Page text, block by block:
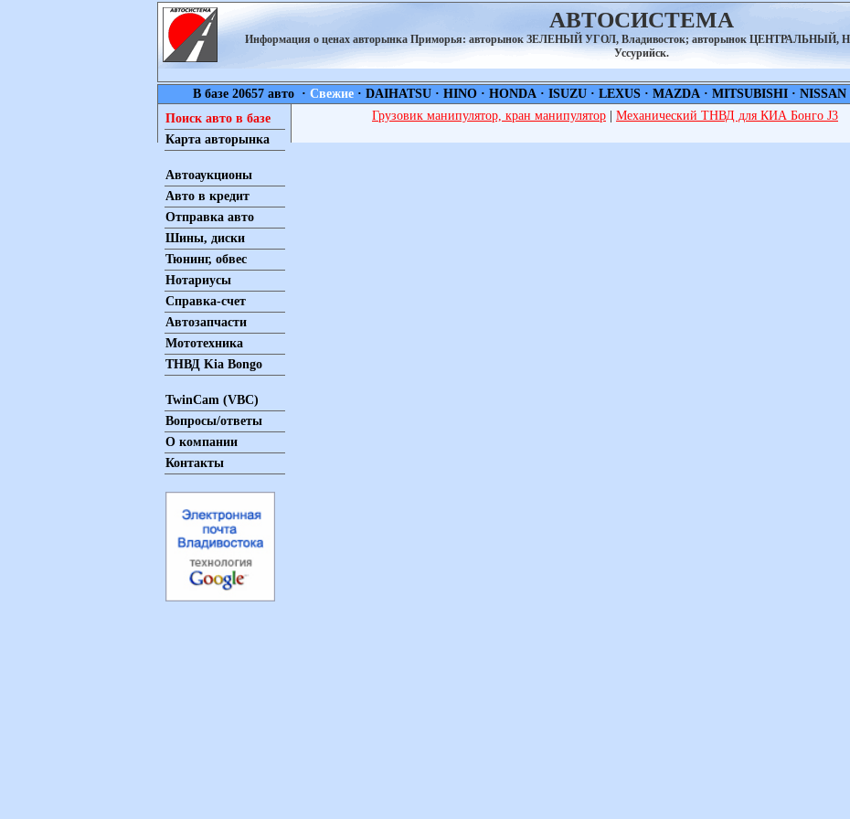
АВТОСИСТЕМА
Информация о ценах авторынка Приморья: авторынок ЗЕЛЕНЫЙ УГОЛ, Владивосток; авторынок
Уссурийск.
В базе 20657 авто · Свежие· DAIHATSU· HINO· HONDA· ISUZU· LEXUS· MAZDA· MITSUBISHI· NISSAN
Поиск авто в базе
Карта авторынка
Автоаукционы
Авто в кредит
Отправка авто
Шины, диски
Тюнинг, обвес
Нотариусы
Справка-счет
Автозапчасти
Мототехника
ТНВД Kia Bongo
TwinCam (VBC)
Вопросы/ответы
О компании
Контакты
Грузовик манипулятор, кран манипулятор Механический ТНВД для КИА Бонго J3